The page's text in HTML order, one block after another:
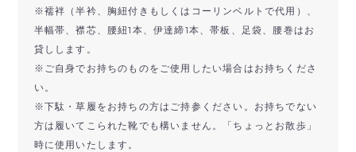
※襦袢（半衿、胸紐付きもしくはコーリンベルトで代用）、
半幅帯、襟芯、腰紐1本、伊達締1本、帯板、足袋、腰巻はお
貸しします。
※ご自身でお持ちのものをご使用したい場合はお持ちくださ
い。
※下駄・草履をお持ちの方はご持参ください。お持ちでない
方は履いてこられた靴でも構いません。「ちょっとお散歩」
時に使用いたします。